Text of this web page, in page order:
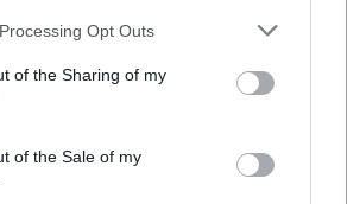
Opt Outs
of the Sharing of my
of the Sale of my